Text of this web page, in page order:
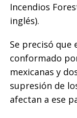
Incendios
inglés).
Se precisó que
conformado
mexicanas y
supresión de
afectan a ese